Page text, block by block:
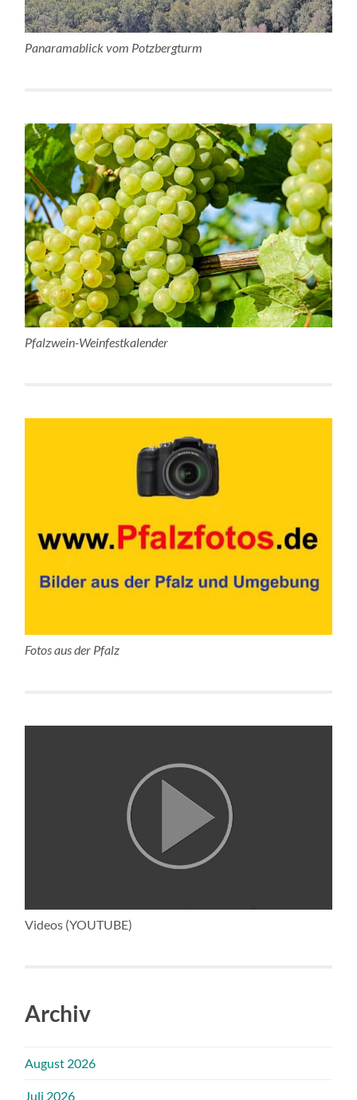
Panaramablick vom Potzbergturm
Pfalzwein-Weinfestkalender
Fotos aus der Pfalz
Videos (YOUTUBE)
Archiv
August 2026
Juli 2026